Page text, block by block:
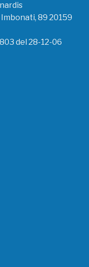
89 20159
del 28-12-06